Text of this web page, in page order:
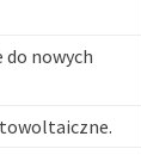
do nowych